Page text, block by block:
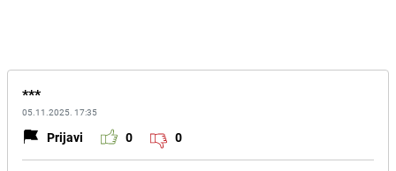
***
05.11.2025. 17:35
Prijavi 0 0